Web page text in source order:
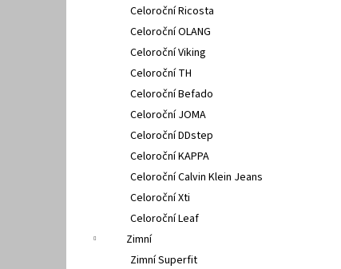
Celoroční Ricosta
Celoroční OLANG
Celoroční Viking
Celoroční TH
Celoroční Befado
Celoroční JOMA
Celoroční DDstep
Celoroční KAPPA
Celoroční Calvin Klein Jeans
Celoroční Xti
Celoroční Leaf
Zimní
Zimní Superfit